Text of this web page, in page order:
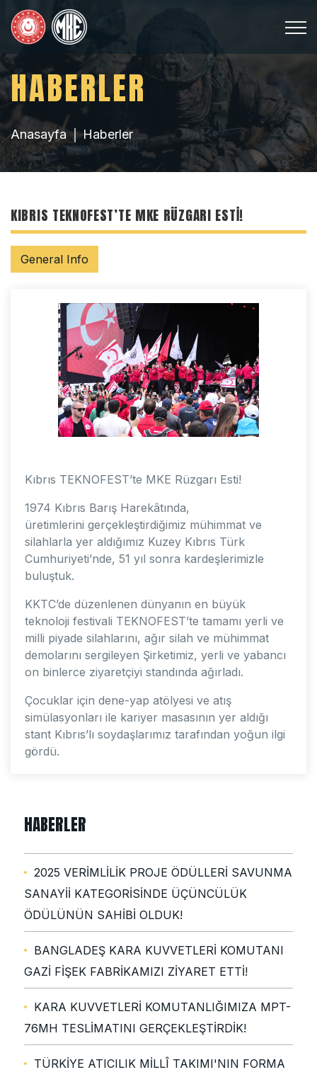
HABERLER
Anasayfa Haberler
KIBRIS TEKNOFEST’TE MKE RÜZGARI ESTI!
General Info
Kıbrıs TEKNOFEST’te MKE Rüzgarı Esti!
1974 Kıbrıs Barış Harekâtında,
üretimlerini gerçekleştirdiğimiz mühimmat ve
silahlarla yer aldığımız Kuzey Kıbrıs Türk
Cumhuriyeti’nde, 51 yıl sonra kardeşlerimizle
buluştuk.
KKTC’de düzenlenen dünyanın en büyük
teknoloji festivali TEKNOFEST’te tamamı yerli ve
milli piyade silahlarını, ağır silah ve mühimmat
demolarını sergileyen Şirketimiz, yerli ve yabancı
on binlerce ziyaretçiyi standında ağırladı.
Çocuklar için dene-yap atölyesi ve atış
simülasyonları ile kariyer masasının yer aldığı
stant Kıbrıs’lı soydaşlarımız tarafından yoğun ilgi
gördü.
HABERLER
2025 VERİMLİLİK PROJE ÖDÜLLERİ SAVUNMA
SANAYİİ KATEGORİSİNDE ÜÇÜNCÜLÜK
ÖDÜLÜNÜN SAHİBİ OLDUK!
BANGLADEŞ KARA KUVVETLERİ KOMUTANI
GAZİ FİŞEK FABRİKAMIZI ZİYARET ETTİ!
KARA KUVVETLERİ KOMUTANLIĞIMIZA MPT-
76MH TESLİMATINI GERÇEKLEŞTİRDİK!
TÜRKİYE ATICILIK MİLLÎ TAKIMI'NIN FORMA